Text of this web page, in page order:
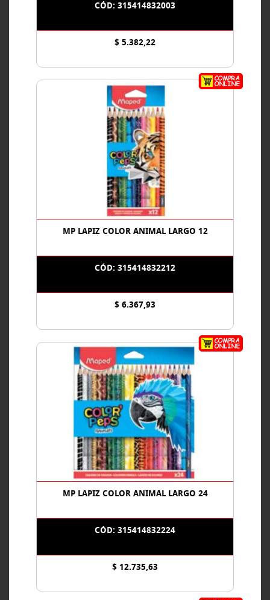
CÓD: 315414832003
$ 5.382,22
MP LAPIZ COLOR ANIMAL LARGO 12
CÓD: 315414832212
$ 6.367,93
MP LAPIZ COLOR ANIMAL LARGO 24
CÓD: 315414832224
$ 12.735,63